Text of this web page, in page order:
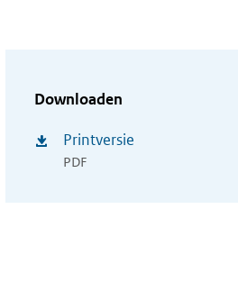
Downloaden
Printversie
PDF